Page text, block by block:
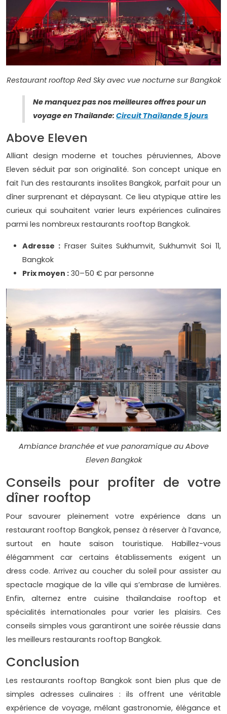
Restaurant rooftop Red Sky avec vue nocturne sur Bangkok
Ne manquez pas nos meilleures offres pour un
voyage en Thailande: Circuit Thaïlande 5 jours
Above Eleven
Alliant design moderne et touches péruviennes, Above
Eleven séduit par son originalité. Son concept unique en
fait l’un des restaurants insolites Bangkok, parfait pour un
dîner surprenant et dépaysant. Ce lieu atypique attire les
curieux qui souhaitent varier leurs expériences culinaires
parmi les nombreux restaurants rooftop Bangkok.
Adresse :Fraser Suites Sukhumvit, Sukhumvit Soi 11,
Bangkok
Prix moyen : 30–50 € par personne
Ambiance branchée et vue panoramique au Above
Eleven Bangkok
Conseils pour profiter de votre
dîner rooftop
Pour savourer pleinement votre expérience dans un
restaurant rooftop Bangkok, pensez à réserver à l’avance,
surtout en haute saison touristique. Habillez-vous
élégamment car certains établissements exigent un
dress code. Arrivez au coucher du soleil pour assister au
spectacle magique de la ville qui s’embrase de lumières.
Enfin, alternez entre cuisine thaïlandaise rooftop et
spécialités internationales pour varier les plaisirs. Ces
conseils simples vous garantiront une soirée réussie dans
les meilleurs restaurants rooftop Bangkok.
Conclusion
Les restaurants rooftop Bangkok sont bien plus que de
simples adresses culinaires : ils offrent une véritable
expérience de voyage, mêlant gastronomie, élégance et